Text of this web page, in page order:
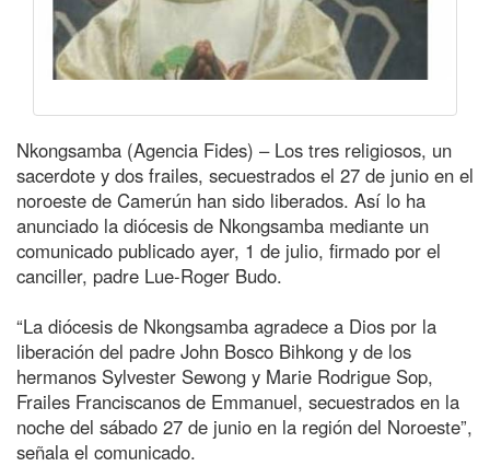
Nkongsamba (Agencia Fides) – Los tres religiosos, un
sacerdote y dos frailes, secuestrados el 27 de junio en el
noroeste de Camerún han sido liberados. Así lo ha
anunciado la diócesis de Nkongsamba mediante un
comunicado publicado ayer, 1 de julio, firmado por el
canciller, padre Lue-Roger Budo.
“La diócesis de Nkongsamba agradece a Dios por la
liberación del padre John Bosco Bihkong y de los
hermanos Sylvester Sewong y Marie Rodrigue Sop,
Frailes Franciscanos de Emmanuel, secuestrados en la
noche del sábado 27 de junio en la región del Noroeste”,
señala el comunicado.